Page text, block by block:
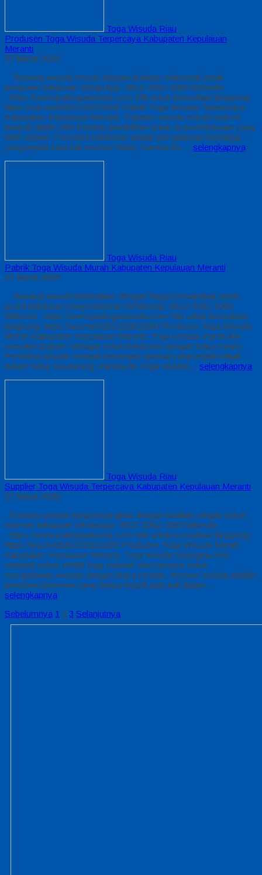
Toga Wisuda Riau
Produsen Toga Wisuda Terpercaya Kabupaten Kepulauan
Meranti
27 Maret 2026
Busana wisuda murah dengan kualitas maksimal untuk
perayaan kelulusan WhatsApp: 0812-2282-1060 Wibesite
: https://www.jualtogawisuda.com Klik untuk konsultasi langsung:
https://wa.me/6281222821060 Pabrik Toga Wisuda Terpercaya
Kabupaten Kepulauan Meranti, Pakaian wisuda murah saat ini
banyak dipilih oleh instansi pendidikan untuk acara kelulusan yang
lebih efisien. Peristiwa kelulusan adalah pengalaman berharga
yang terjadi satu kali seumur hidup. Karena itu,… selengkapnya
Toga Wisuda Riau
Pabrik Toga Wisuda Murah Kabupaten Kepulauan Meranti
27 Maret 2026
Busana wisuda berkualitas dengan harga bersahabat untuk
acara kelulusan yang berkesan WhatsApp: 0812-2282-1060
Wibesite : https://www.jualtogawisuda.com Klik untuk konsultasi
langsung: https://wa.me/6281222821060 Produsen Toga Wisuda
Murah Kabupaten Kepulauan Meranti, Toga wisuda murah kini
semakin populer sebagai solusi kelulusan dengan biaya minim.
Peristiwa wisuda menjadi kenangan spesial yang terjadi sekali
dalam hidup seseorang. Karena itu, toga wisuda… selengkapnya
Toga Wisuda Riau
Supplier Toga Wisuda Terpercaya Kabupaten Kepulauan Meranti
27 Maret 2026
Busana wisuda harga terjangkau dengan kualitas elegan untuk
momen kelulusan WhatsApp: 0812-2282-1060 Wibesite
: https://www.jualtogawisuda.com Klik untuk konsultasi langsung:
https://wa.me/6281222821060 Produsen Toga Wisuda Murah
Kabupaten Kepulauan Meranti, Toga wisuda terjangkau kini
menjadi solusi efektif bagi sekolah dan kampus untuk
mengadakan wisuda dengan biaya rendah. Momen wisuda adalah
peristiwa istimewa yang hanya terjadi satu kali dalam…
selengkapnya
Sebelumnya 1 2 3 Selanjutnya